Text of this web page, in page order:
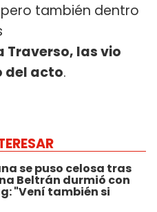
también dentro
Traverso, las vio
del acto.
se puso celosa tras
Beltrán durmió con
"Vení también si